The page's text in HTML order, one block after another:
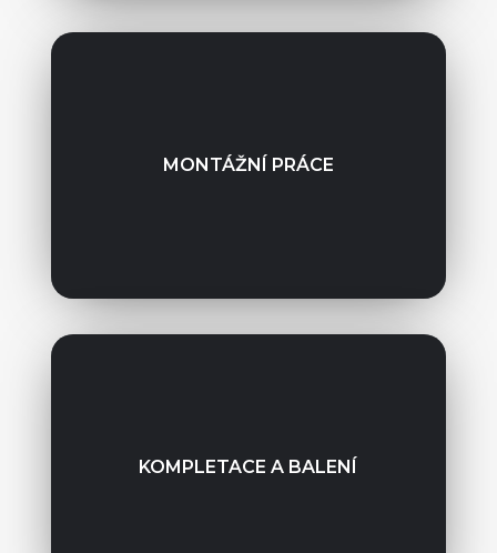
MONTÁŽNÍ PRÁCE
KOMPLETACE A BALENÍ